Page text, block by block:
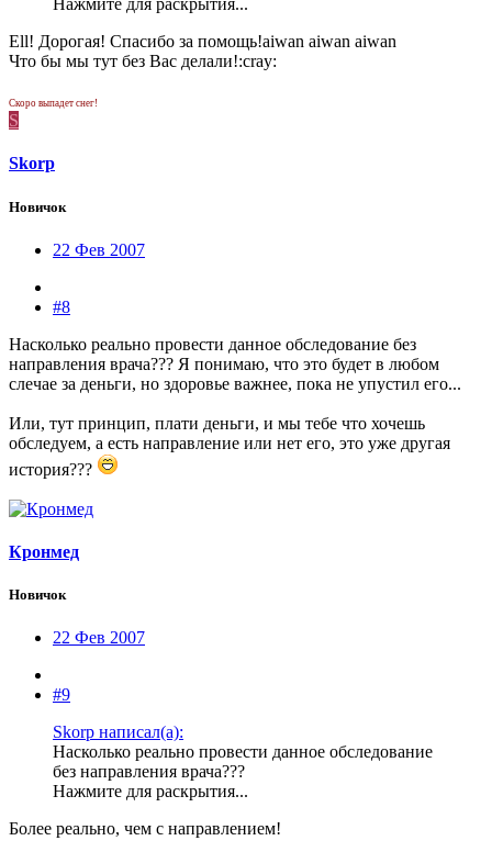
Нажмите для раскрытия...
Ell! Дорогая! Спасибо за помощь!aiwan aiwan aiwan
Что бы мы тут без Вас делали!:cray:
Скоро выпадет снег!
S
Skorp
Новичок
22 Фев 2007
#8
Насколько реально провести данное обследование без
направления врача??? Я понимаю, что это будет в любом
слечае за деньги, но здоровье важнее, пока не упустил его...
Или, тут принцип, плати деньги, и мы тебе что хочешь
обследуем, а есть направление или нет его, это уже другая
история???
Кронмед
Новичок
22 Фев 2007
#9
Skorp написал(а):
Насколько реально провести данное обследование
без направления врача???
Нажмите для раскрытия...
Более реально, чем с направлением!